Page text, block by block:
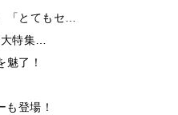
「とてもセ…
特集…
了！
登場！